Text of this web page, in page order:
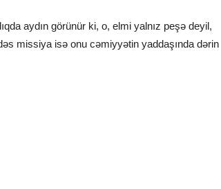
aydın görünür ki, o, elmi yalnız peşə deyil,
missiya isə onu cəmiyyətin yaddaşında dərin